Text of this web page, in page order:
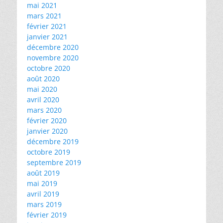
mai 2021
mars 2021
février 2021
janvier 2021
décembre 2020
novembre 2020
octobre 2020
août 2020
mai 2020
avril 2020
mars 2020
février 2020
janvier 2020
décembre 2019
octobre 2019
septembre 2019
août 2019
mai 2019
avril 2019
mars 2019
février 2019